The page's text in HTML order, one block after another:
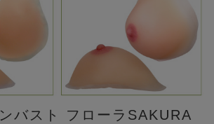
バスト フローラSAKURA